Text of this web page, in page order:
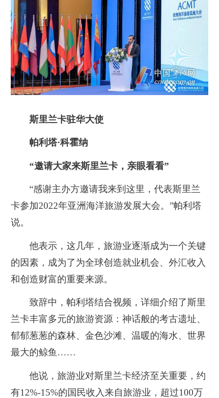
斯里兰卡驻华大使
帕利塔·科霍纳
“邀请大家来斯里兰卡，亲眼看看”
“感谢主办方邀请我来到这里，代表斯里兰
卡参加2022年亚洲海洋旅游发展大会。”帕利塔
说。
他表示，这几年，旅游业逐渐成为一个关键
的因素，成为了为全球创造就业机会、外汇收入
和创造财富的重要来源。
致辞中，帕利塔结合视频，详细介绍了斯里
兰卡丰富多元的旅游资源：神话般的考古遗址、
郁郁葱葱的森林、金色沙滩、温暖的海水、世界
最大的鲸鱼……
他说，旅游业对斯里兰卡经济至关重要，约
有12%-15%的国民收入来自旅游业，超过100万